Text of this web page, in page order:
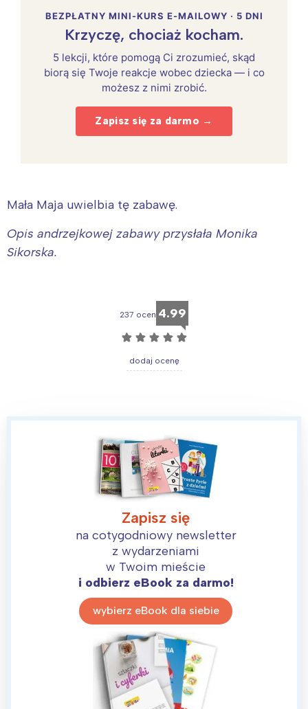
BEZPŁATNY MINI-KURS E-MAILOWY · 5 DNI
Krzyczę, chociaż kocham.
5 lekcji, które pomogą Ci zrozumieć, skąd
biorą się Twoje reakcje wobec dziecka — i co
możesz z nimi zrobić.
Zapisz się za darmo →
Mała Maja uwielbia tę zabawę.
Opis andrzejkowej zabawy przysłała Monika
Sikorska.
237 ocen 4.99
☆ ☆ ☆ ☆ ☆
dodaj ocenę
Zapisz się
na cotygodniowy newsletter
z wydarzeniami
w Twoim mieście
i odbierz eBook za darmo!
wybierz eBook dla siebie